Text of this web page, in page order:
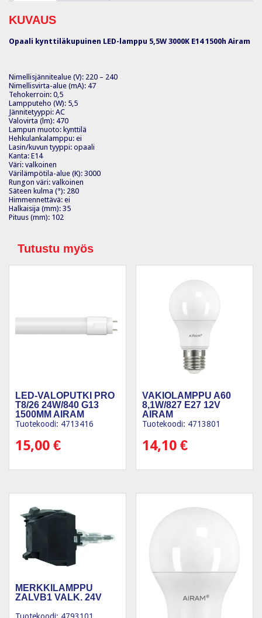
KUVAUS
Opaali kynttiläkupuinen LED-lamppu 5,5W 3000K E14 1500h Airam
Nimellisjännitealue (V): 220 – 240
Nimellisvirta-alue (mA): 47
Tehokerroin: 0,5
Lampputeho (W): 5,5
Jännitetyyppi: AC
Valovirta (lm): 470
Lampun muoto: kynttilä
Hehkulankalamppu: ei
Lasin/kuvun tyyppi: opaali
Kanta: E14
Väri: valkoinen
Värilämpötila-alue (K): 3000
Rungon väri: valkoinen
Säteen kulma (°): 280
Himmennettävä: ei
Halkaisija (mm): 35
Pituus (mm): 102
Tutustu myös
LED-VALOPUTKI PRO
T8/26 24W/840 G13
1500MM AIRAM
Tuotekoodi: 4713416
15,00 €
VAKIOLAMPPU A60
8,1W/827 E27 12V
AIRAM
Tuotekoodi: 4713801
14,10€
MERKKILAMPPU
ZALVB1 VALK. 24V
Tuotekoodi: 4793101